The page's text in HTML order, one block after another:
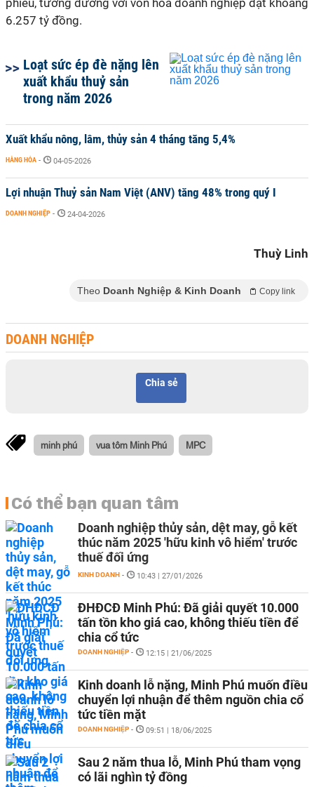
phiếu, tương đướng với vốn hoá doanh nghiệp đạt khoảng
6.257 tỷ đồng.
Loạt sức ép đè nặng lên
xuất khẩu thuỷ sản
trong năm 2026
Xuất khẩu nông, lâm, thủy sản 4 tháng tăng 5,4%
HÀNG HÓA - 04-05-2026
Lợi nhuận Thuỷ sản Nam Việt (ANV) tăng 48% trong quý I
DOANH NGHIỆP - 24-04-2026
Thuỳ Linh
Theo Doanh Nghiệp & Kinh Doanh Copy link
DOANH NGHIỆP
Chia sẻ
minh phú vua tôm Minh Phú MPC
Có thể bạn quan tâm
Doanh nghiệp thủy sản, dệt may, gỗ kết
thúc năm 2025 'hữu kinh vô hiểm' trước
thuế đối ứng
KINH DOANH - 10:43 | 27/01/2026
ĐHĐCĐ Minh Phú: Đã giải quyết 10.000
tấn tồn kho giá cao, không thiếu tiền để
chia cổ tức
DOANH NGHIỆP - 12:15 | 21/06/2025
Kinh doanh lỗ nặng, Minh Phú muốn điều
chuyển lợi nhuận để thêm nguồn chia cổ
tức tiền mặt
DOANH NGHIỆP - 09:51 | 18/06/2025
Sau 2 năm thua lỗ, Minh Phú tham vọng
có lãi nghìn tỷ đồng